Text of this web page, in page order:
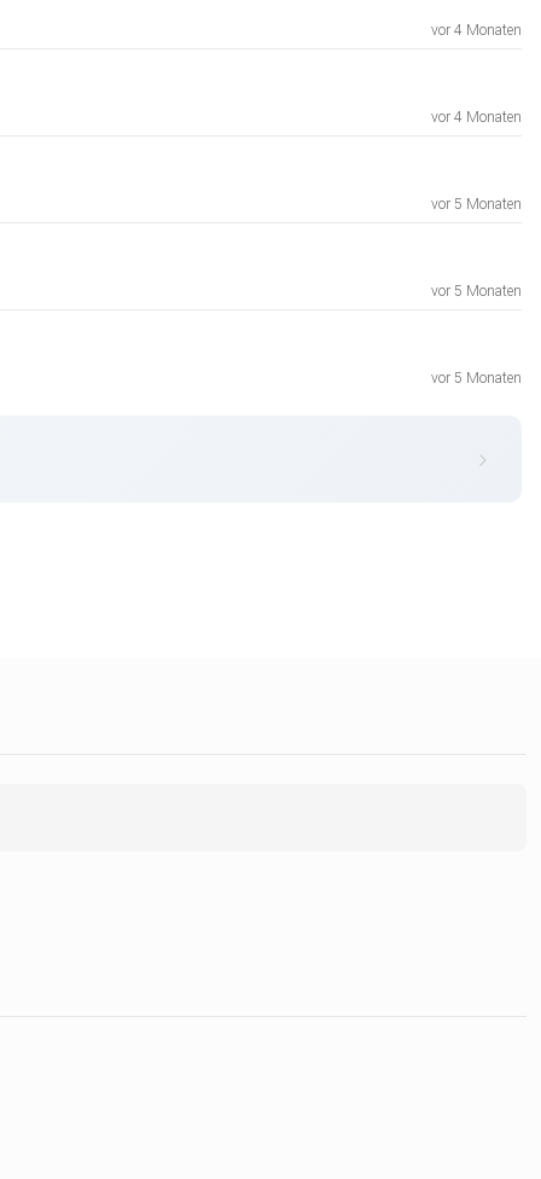
vor 4 Monaten
vor 4 Monaten
vor 5 Monaten
vor 5 Monaten
vor 5 Monaten